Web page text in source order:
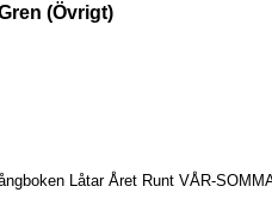
(Övrigt)
Låtar Året Runt VÅR-